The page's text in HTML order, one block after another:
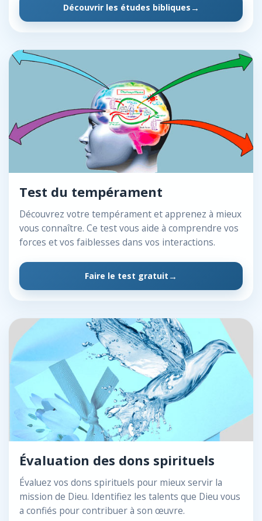
Découvrir les études bibliques
Test du tempérament
Découvrez votre tempérament et apprenez à mieux
vous connaître. Ce test vous aide à comprendre vos
forces et vos faiblesses dans vos interactions.
Faire le test gratuit
Évaluation des dons spirituels
Évaluez vos dons spirituels pour mieux servir la
mission de Dieu. Identifiez les talents que Dieu vous
a confiés pour contribuer à son œuvre.